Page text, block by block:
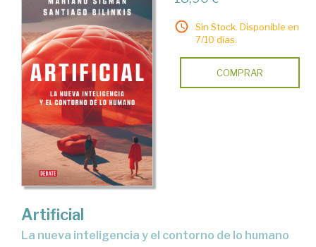
Sin Stock. Disponible en
7/10 días.
COMPRAR
Artificial
la nueva inteligencia y el contorno de lo humano